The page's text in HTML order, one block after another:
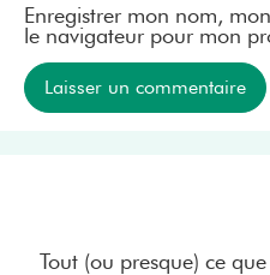
Enregistrer mon nom,
le navigateur pour mon
Tout (ou presque) ce